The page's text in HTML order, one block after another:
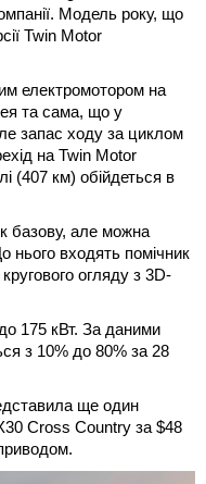
Модель року, що
Twin Motor
електромотором на
та сама, що у
запас ходу за циклом
на Twin Motor
(407 км) обійдеться в
базову, але можна
нього входять помічник
огляду з 3D-
175 кВт. За даними
з 10% до 80% за 28
ще один
Cross Country за $48